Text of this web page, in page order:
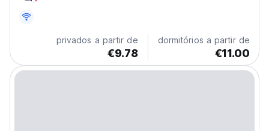
privados a partir de
€9.78
dormitórios a partir de
€11.00